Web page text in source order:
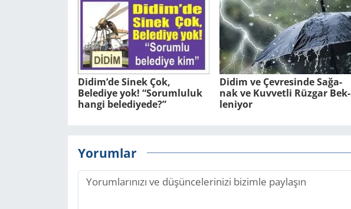
Didim’de Sinek Çok,
Belediye yok! “Sorumluluk
hangi belediyede?”
Didim ve Çev­re­sin­de Sa­ğa­
nak ve Kuv­vet­li Rüz­gar Bek­
le­ni­yor
Yorumlar